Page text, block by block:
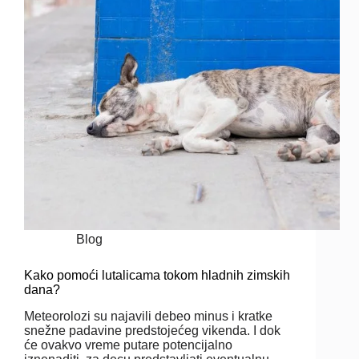
Blog
Kako pomoći lutalicama tokom hladnih zimskih
dana?
Meteorolozi su najavili debeo minus i kratke
snežne padavine predstojećeg vikenda. I dok
će ovakvo vreme putare potencijalno